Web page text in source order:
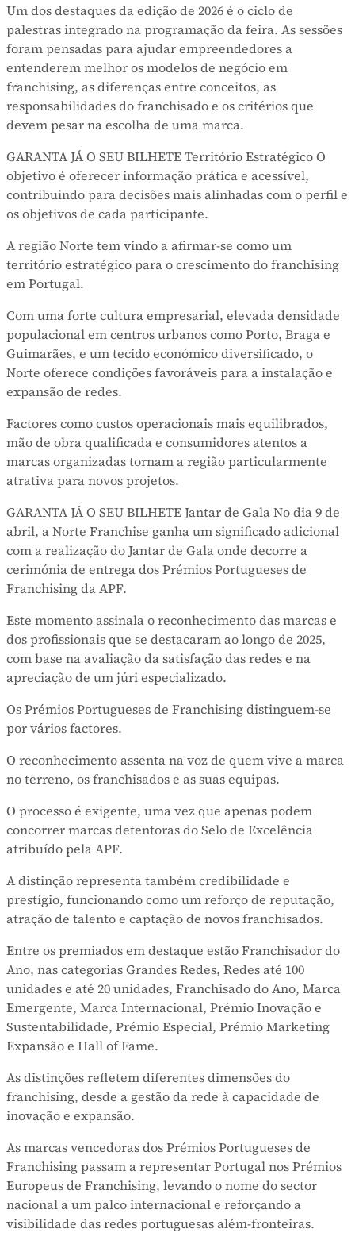
Um dos destaques da edição de 2026 é o ciclo de
palestras integrado na programação da feira. As sessões
foram pensadas para ajudar empreendedores a
entenderem melhor os modelos de negócio em
franchising, as diferenças entre conceitos, as
responsabilidades do franchisado e os critérios que
devem pesar na escolha de uma marca.
GARANTA JÁ O SEU BILHETE Território Estratégico O
objetivo é oferecer informação prática e acessível,
contribuindo para decisões mais alinhadas com o perfil e
os objetivos de cada participante.
A região Norte tem vindo a afirmar-se como um
território estratégico para o crescimento do franchising
em Portugal.
Com uma forte cultura empresarial, elevada densidade
populacional em centros urbanos como Porto, Braga e
Guimarães, e um tecido económico diversificado, o
Norte oferece condições favoráveis para a instalação e
expansão de redes.
Factores como custos operacionais mais equilibrados,
mão de obra qualificada e consumidores atentos a
marcas organizadas tornam a região particularmente
atrativa para novos projetos.
GARANTA JÁ O SEU BILHETE Jantar de Gala No dia 9 de
abril, a Norte Franchise ganha um significado adicional
com a realização do Jantar de Gala onde decorre a
cerimónia de entrega dos Prémios Portugueses de
Franchising da APF.
Este momento assinala o reconhecimento das marcas e
dos profissionais que se destacaram ao longo de 2025,
com base na avaliação da satisfação das redes e na
apreciação de um júri especializado.
Os Prémios Portugueses de Franchising distinguem-se
por vários factores.
O reconhecimento assenta na voz de quem vive a marca
no terreno, os franchisados e as suas equipas.
O processo é exigente, uma vez que apenas podem
concorrer marcas detentoras do Selo de Excelência
atribuído pela APF.
A distinção representa também credibilidade e
prestígio, funcionando como um reforço de reputação,
atração de talento e captação de novos franchisados.
Entre os premiados em destaque estão Franchisador do
Ano, nas categorias Grandes Redes, Redes até 100
unidades e até 20 unidades, Franchisado do Ano, Marca
Emergente, Marca Internacional, Prémio Inovação e
Sustentabilidade, Prémio Especial, Prémio Marketing
Expansão e Hall of Fame.
As distinções refletem diferentes dimensões do
franchising, desde a gestão da rede à capacidade de
inovação e expansão.
As marcas vencedoras dos Prémios Portugueses de
Franchising passam a representar Portugal nos Prémios
Europeus de Franchising, levando o nome do sector
nacional a um palco internacional e reforçando a
visibilidade das redes portuguesas além-fronteiras.